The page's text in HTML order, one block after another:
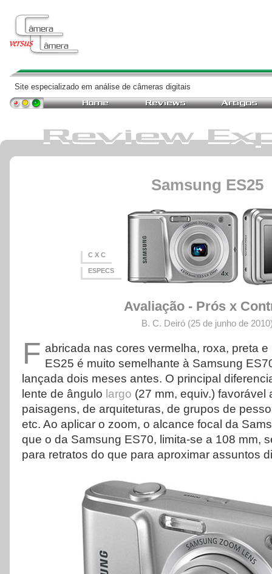
Site especializado em análise de câmeras digitais
Samsung ES25
C X C
ESPECS
Avaliação - Prós x
B. C. Deiró (25 de junho de 2010
F abricada nas cores vermelha, roxa, preta
ES25 é muito semelhante à Samsung
lançada dois meses antes. O principal
lente de ângulo largo (27 mm, equiv.) favorável
paisagens, de arquiteturas, de grupos de
etc. Ao aplicar o zoom, o alcance focal da
que o da Samsung ES70, limita-se a 108 mm,
para retratos do que para aproximar assuntos